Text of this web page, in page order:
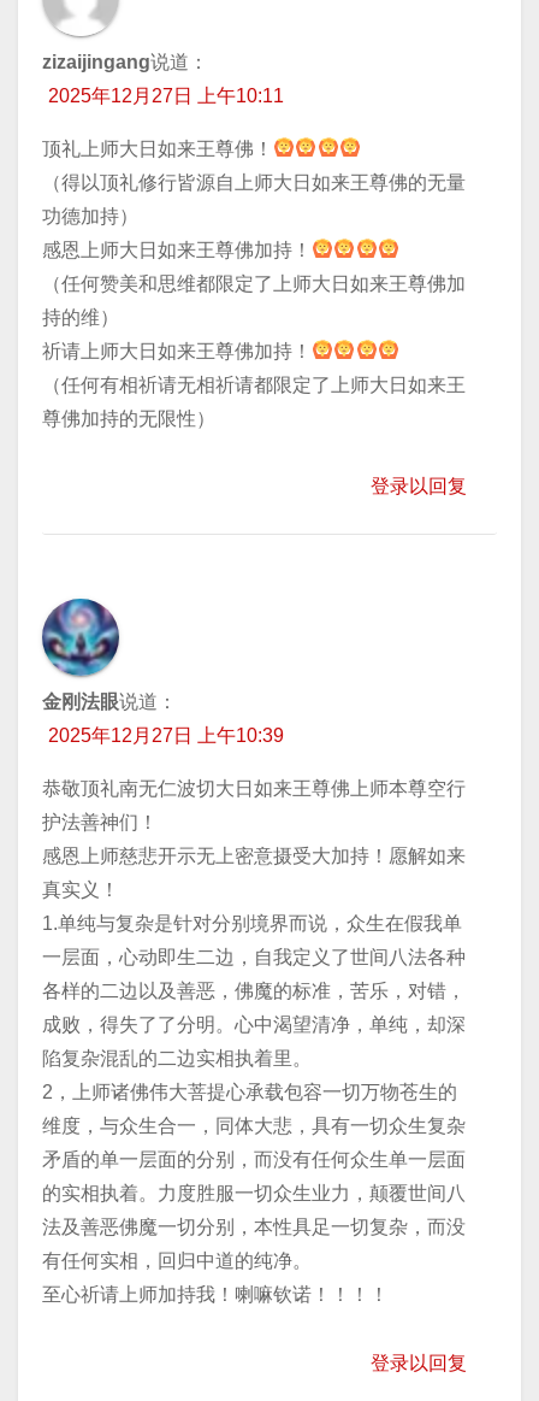
zizaijingang说道：
2025年12月27日 上午10:11
顶礼上师大日如来王尊佛！
（得以顶礼修行皆源自上师大日如来王尊佛的无量
功德加持）
感恩上师大日如来王尊佛加持！
（任何赞美和思维都限定了上师大日如来王尊佛加
持的维）
祈请上师大日如来王尊佛加持！
（任何有相祈请无相祈请都限定了上师大日如来王
尊佛加持的无限性）
登录以回复
金刚法眼说道：
2025年12月27日 上午10:39
恭敬顶礼南无仁波切大日如来王尊佛上师本尊空行
护法善神们！
感恩上师慈悲开示无上密意摄受大加持！愿解如来
真实义！
1.单纯与复杂是针对分别境界而说，众生在假我单
一层面，心动即生二边，自我定义了世间八法各种
各样的二边以及善恶，佛魔的标准，苦乐，对错，
成败，得失了了分明。心中渴望清净，单纯，却深
陷复杂混乱的二边实相执着里。
2，上师诸佛伟大菩提心承载包容一切万物苍生的
维度，与众生合一，同体大悲，具有一切众生复杂
矛盾的单一层面的分别，而没有任何众生单一层面
的实相执着。力度胜服一切众生业力，颠覆世间八
法及善恶佛魔一切分别，本性具足一切复杂，而没
有任何实相，回归中道的纯净。
至心祈请上师加持我！喇嘛钦诺！！！！
登录以回复